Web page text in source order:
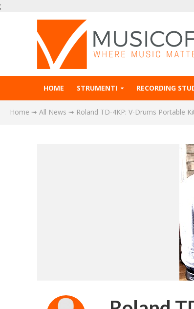
;
HOME STRUMENTI RECORDING
Home ➟ All News ➟ Roland TD-4KP: V-Drums Portable